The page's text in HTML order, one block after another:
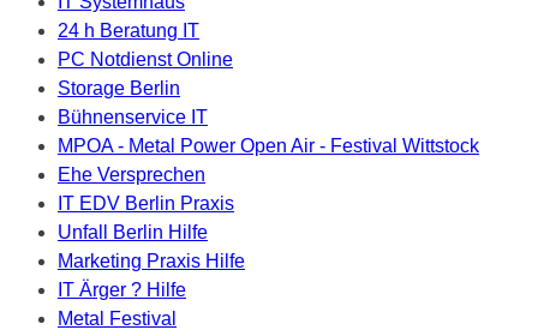
24 h Beratung IT
PC Notdienst Online
Storage Berlin
Bühnenservice IT
MPOA - Metal Power Open Air - Festival Wittstock
Ehe Versprechen
IT EDV Berlin Praxis
Unfall Berlin Hilfe
Marketing Praxis Hilfe
IT Ärger ? Hilfe
Metal Festival